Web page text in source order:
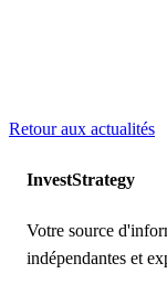
Retour aux actualités
InvestStrategy
Votre source
indépendantes et